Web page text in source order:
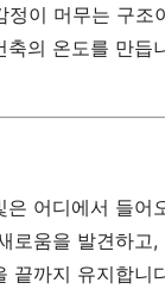
이 머무는 구조
의 온도를 만듭
어디에서 들어
로움을 발견하고
끝까지 유지합니